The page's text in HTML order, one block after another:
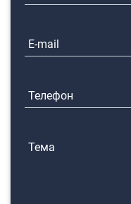
E-mail
Телефон
Тема